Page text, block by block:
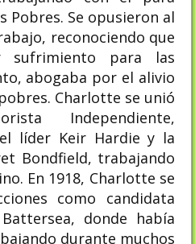
Pobres. Se opusieron al
reconociendo que
sufrimiento para las
abogaba por el alivio
Charlotte se unió
Independiente,
líder Keir Hardie y la
Bondfield, trabajando
En 1918, Charlotte se
como candidata
donde había
durante muchos